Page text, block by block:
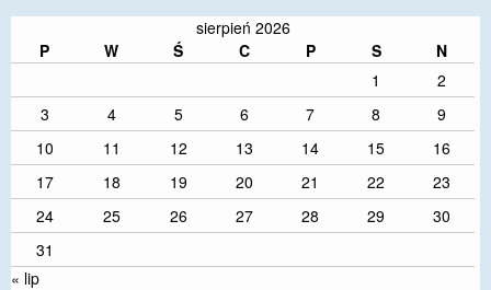
sierpień 2026
P
W Ś C P S
N
1
2
3
4 5 6 7 8
9
10
11 12 13 14 15
16
17
18 19 20 21 22
23
24
25 26 27 28 29
30
31
« lip